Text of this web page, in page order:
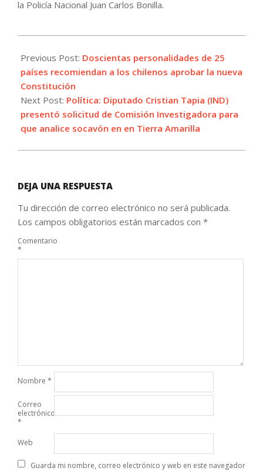
la Policía Nacional Juan Carlos Bonilla.
08-
18
Previous Post: Doscientas personalidades de 25
países recomiendan a los chilenos aprobar la nueva
Constitución
Next Post: Política: Diputado Cristian Tapia (IND)
presentó solicitud de Comisión Investigadora para
que analice socavón en en Tierra Amarilla
DEJA UNA RESPUESTA
Tu dirección de correo electrónico no será publicada.
Los campos obligatorios están marcados con *
Comentario
*
Nombre *
Correo
electrónico
*
Web
Guarda mi nombre, correo electrónico y web en este navegador